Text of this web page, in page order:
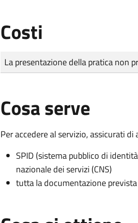
Costi
Tipo di pagamento
Importo
La presentazione della pratica non
Cosa serve
Per accedere al servizio, assicurati di
SPID (sistema pubblico di
nazionale dei servizi (CNS)
tutta la documentazione